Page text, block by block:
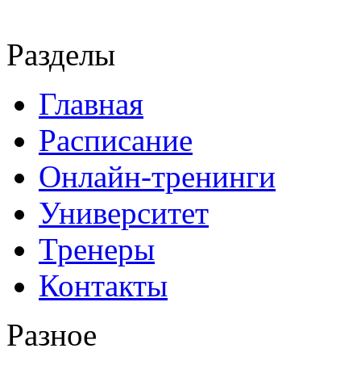
Разделы
Главная
Расписание
Онлайн-тренинги
Университет
Тренеры
Контакты
Разное